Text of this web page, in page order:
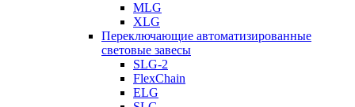
MLG
XLG
Переключающие автоматизированные
световые завесы
SLG-2
FlexChain
ELG